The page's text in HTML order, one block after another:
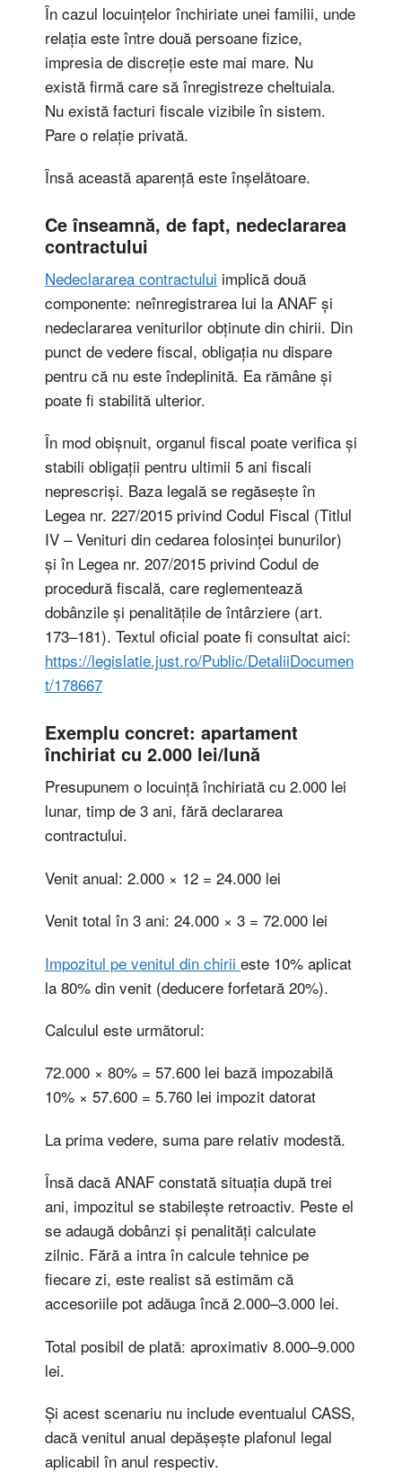
În cazul locuințelor închiriate unei familii, unde
relația este între două persoane fizice,
impresia de discreție este mai mare. Nu
există firmă care să înregistreze cheltuiala.
Nu există facturi fiscale vizibile în sistem.
Pare o relație privată.
Însă această aparență este înșelătoare.
Ce înseamnă, de fapt, nedeclararea
contractului
Nedeclararea contractului implică două
componente: neînregistrarea lui la ANAF și
nedeclararea veniturilor obținute din chirii. Din
punct de vedere fiscal, obligația nu dispare
pentru că nu este îndeplinită. Ea rămâne și
poate fi stabilită ulterior.
În mod obișnuit, organul fiscal poate verifica și
stabili obligații pentru ultimii 5 ani fiscali
neprescriși. Baza legală se regăsește în
Legea nr. 227/2015 privind Codul Fiscal (Titlul
IV – Venituri din cedarea folosinței bunurilor)
și în Legea nr. 207/2015 privind Codul de
procedură fiscală, care reglementează
dobânzile și penalitățile de întârziere (art.
173–181). Textul oficial poate fi consultat aici:
https://legislatie.just.ro/Public/DetaliiDocumen
t/178667
Exemplu concret: apartament
închiriat cu 2.000 lei/lună
Presupunem o locuință închiriată cu 2.000 lei
lunar, timp de 3 ani, fără declararea
contractului.
Venit anual: 2.000 × 12 = 24.000 lei
Venit total în 3 ani: 24.000 × 3 = 72.000 lei
Impozitul pe venitul din chirii este 10% aplicat
la 80% din venit (deducere forfetară 20%).
Calculul este următorul:
72.000 × 80% = 57.600 lei bază impozabilă
10% × 57.600 = 5.760 lei impozit datorat
La prima vedere, suma pare relativ modestă.
Însă dacă ANAF constată situația după trei
ani, impozitul se stabilește retroactiv. Peste el
se adaugă dobânzi și penalități calculate
zilnic. Fără a intra în calcule tehnice pe
fiecare zi, este realist să estimăm că
accesoriile pot adăuga încă 2.000–3.000 lei.
Total posibil de plată: aproximativ 8.000–9.000
lei.
Și acest scenariu nu include eventualul CASS,
dacă venitul anual depășește plafonul legal
aplicabil în anul respectiv.